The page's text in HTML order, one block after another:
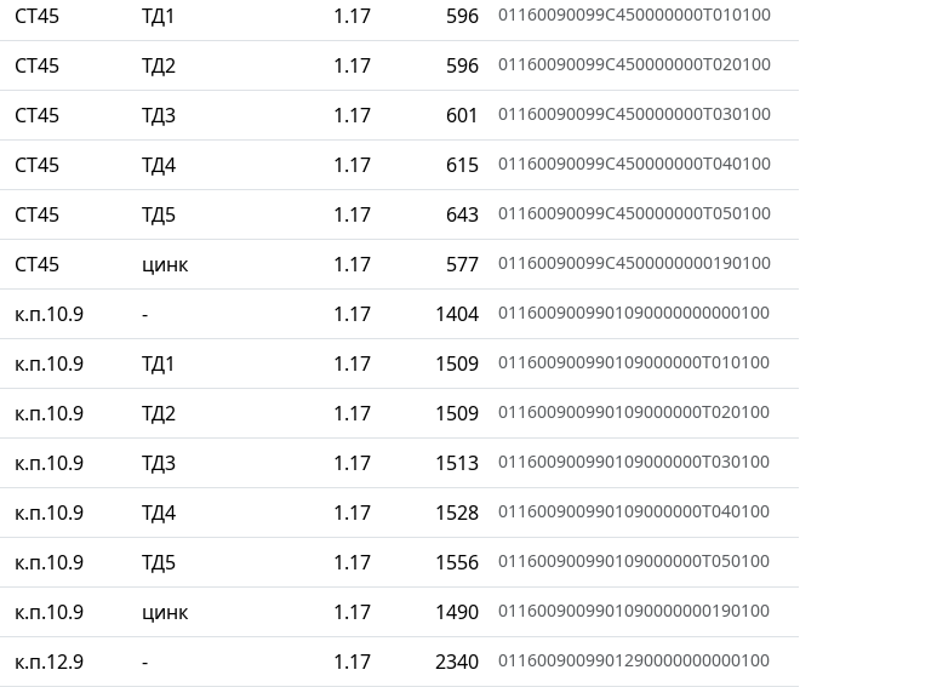
СТ45 ТД1 1.17 596 01160090099C450000000T010100
СТ45 ТД2 1.17 596 01160090099C450000000T020100
СТ45 ТД3 1.17 601 01160090099C450000000T030100
СТ45 ТД4 1.17 615 01160090099C450000000T040100
СТ45 ТД5 1.17 643 01160090099C450000000T050100
СТ45 цинк 1.17 577 01160090099C4500000000190100
к.п.10.9 - 1.17 1404 0116009009901090000000000100
к.п.10.9 ТД1 1.17 1509 011600900990109000000T010100
к.п.10.9 ТД2 1.17 1509 011600900990109000000T020100
к.п.10.9 ТД3 1.17 1513 011600900990109000000T030100
к.п.10.9 ТД4 1.17 1528 011600900990109000000T040100
к.п.10.9 ТД5 1.17 1556 011600900990109000000T050100
к.п.10.9 цинк 1.17 1490 0116009009901090000000190100
к.п.12.9 - 1.17 2340 0116009009901290000000000100